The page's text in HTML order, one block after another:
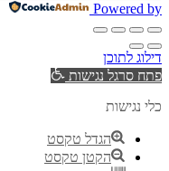
Powered by
דילוג לתוכן
פתח סרגל נגישות
כלי נגישות
הגדל טקסט
הקטן טקסט